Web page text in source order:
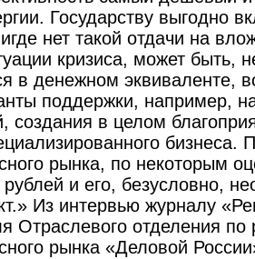
Государству выгодно
нет такой отдачи на
кризиса, может быть,
в денежном эквиваленте,
поддержки, например,
создания в целом
бизнеса.
рынка, по некоторым
и его, безусловно,
Из интервью журналу
Отраслевого отделения по
рынка «Деловой